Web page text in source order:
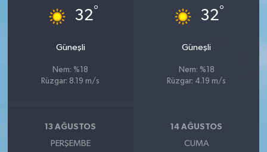
32°
Güneşli
Nem: %18
Rüzgar: 8.19 m/s
32°
Güneşli
Nem: %18
Rüzgar: 4.19 m/s
13 AĞUSTOS
PERŞEMBE
14 AĞUSTOS
CUMA